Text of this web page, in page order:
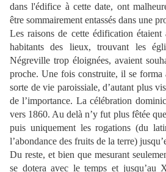
dans l'édifice à cette date, ont
être sommairement entassés dans une
Les raisons de cette édification
habitants des lieux, trouvant les
Négreville trop éloignées, avaient
proche. Une fois construite, il se forma
sorte de vie paroissiale, d’autant plus
de l’importance. La célébration
vers 1860. Au delà n’y fut plus fêtée
puis uniquement les rogations (du
l’abondance des fruits de la terre)
Du reste, et bien que mesurant
se dotera avec le temps et jusqu’au